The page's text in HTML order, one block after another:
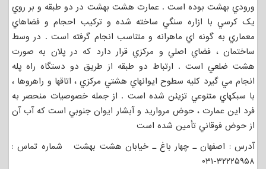
ورودي بهشت بوده است . عمارت هشت بهشت در دو طبقه و بر روي
يک کرسي با ازاره سنگي ساخته شده و ترکيب احجام و فضاهاي
معماري به گونه اي ماهرانه و متناسب انجام گرفته است . در وسط
ساختمان ، فضاي اصلي و مركزي قرار دارد كه در پلان به صورت
هشت ضلعي است . ارتباط دو طبقه از طريق دو دستگاه راه پله
انجام مي گيرد كليه سطوح ايوانهاي هشتي مركزي ، اتاقها و راهروها ،
با سبكهاي متنوعي تزيئن شده است . از جمله خصوصيات منحصر به
فرد اين عمارت ، حوض مرواريد و آبشار ايوان جنوبي است كه آب آن
از حوض فوقاني تأمين شده است
آدرس : اصفهان ـ چهار باغ ـ خیابان هشت بهشت شماره تماس :
۳۲۲۲۵۹۵۸-۰۳۱